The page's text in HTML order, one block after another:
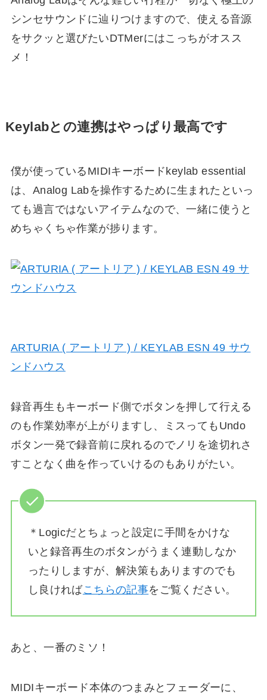
シンセサウンドに辿りつけますので、使える音源
をサクッと選びたいDTMerにはこっちがオスス
メ！
Keylabとの連携はやっぱり最高です
僕が使っているMIDIキーボードkeylab essential
は、Analog Labを操作するために生まれたといっ
ても過言ではないアイテムなので、一緒に使うと
めちゃくちゃ作業が捗ります。
ARTURIA ( アートリア ) / KEYLAB ESN 49 サウ
ンドハウス
録音再生もキーボード側でボタンを押して行える
のも作業効率が上がりますし、ミスってもUndo
ボタン一発で録音前に戻れるのでノリを途切れさ
すことなく曲を作っていけるのもありがたい。
＊Logicだとちょっと設定に手間をかけな
いと録音再生のボタンがうまく連動しなか
ったりしますが、解決策もありますのでも
し良ければこちらの記事をご覧ください。
あと、一番のミソ！
MIDIキーボード本体のつまみとフェーダーに、